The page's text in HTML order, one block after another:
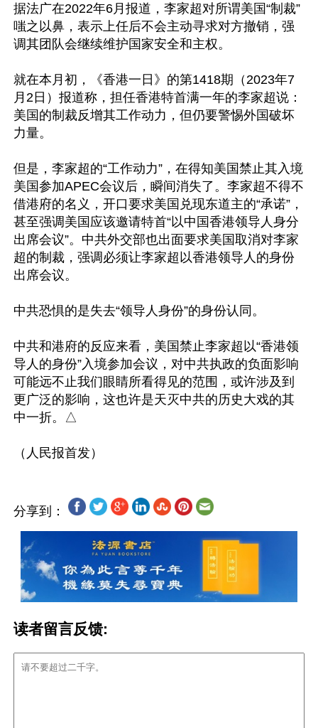
据法广在2022年6月报道，李家超对所谓美国“制裁”
嗤之以鼻，表示上任后不会主动寻求对方撤销，强
调其团队会继续维护国家安全和主权。
就在本月初，《香港一日》的第1418期（2023年7
月2日）报道称，担任香港特首满一年的李家超说：
美国的制裁反增其工作动力，但仍要警惕外国破坏
力量。
但是，李家超的“工作动力”，在得知美国禁止其入境
美国参加APEC会议后，瞬间消失了。李家超不得不
借港府的名义，开口要求美国兑现东道主的“承诺”，
甚至强调美国应该邀请特首“以中国香港领导人身分
出席会议”。中共外交部也出面要求美国取消对李家
超的制裁，强调必须让李家超以香港领导人的身份
出席会议。
中共恐惧的是失去“领导人身份”的身份认同。
中共和港府的反应来看，美国禁止李家超以“香港领
导人的身份”入境参加会议，对中共执政的负面影响
可能远不止我们眼睛所看得见的范围，或许涉及到
更广泛的影响，这也许是天灭中共的历史大戏的其
中一折。△
分享到：
读者留言反馈: